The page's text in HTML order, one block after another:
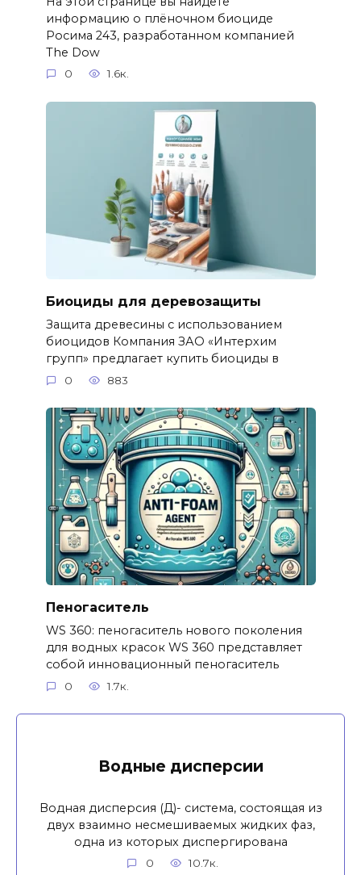
информацию о плёночном биоциде
Росима 243, разработанном компанией
The Dow
0 1.6к.
Биоциды для деревозащиты
Защита древесины с использованием
биоцидов Компания ЗАО «Интерхим
групп» предлагает купить биоциды в
0 883
Пеногаситель
WS 360: пеногаситель нового поколения
для водных красок WS 360 представляет
собой инновационный пеногаситель
0 1.7к.
Водные дисперcии
Водная дисперсия (Д)- система, состоящая из
двух взаимно несмешиваемых жидких фаз,
одна из которых диспергирована
0 10.7к.